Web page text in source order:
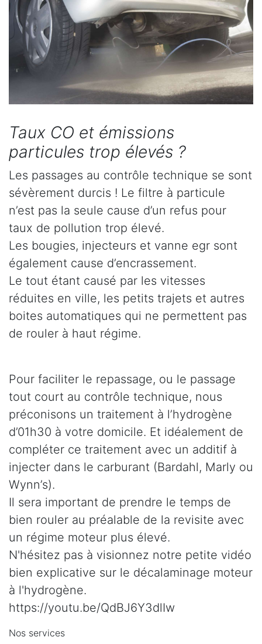
Taux CO et émissions
particules trop élevés ?
Les passages au contrôle technique se sont
sévèrement durcis ! Le filtre à particule
n’est pas la seule cause d’un refus pour
taux de pollution trop élevé.
Les bougies, injecteurs et vanne egr sont
également cause d’encrassement.
Le tout étant causé par les vitesses
réduites en ville, les petits trajets et autres
boites automatiques qui ne permettent pas
de rouler à haut régime.
Pour faciliter le repassage, ou le passage
tout court au contrôle technique, nous
préconisons un traitement à l’hydrogène
d’01h30 à votre domicile. Et idéalement de
compléter ce traitement avec un additif à
injecter dans le carburant (Bardahl, Marly ou
Wynn’s).
Il sera important de prendre le temps de
bien rouler au préalable de la revisite avec
un régime moteur plus élevé.
N'hésitez pas à visionnez notre petite vidéo
bien explicative sur le décalaminage moteur
à l'hydrogène.
https://youtu.be/QdBJ6Y3dlIw
Nos services